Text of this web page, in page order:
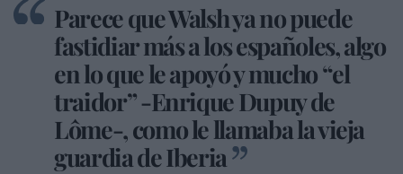
Parece que Walsh ya no puede
fastidiar más a los españoles, algo
en lo que le apoyó y mucho “el
traidor” -Enrique Dupuy de
Lôme-, como le llamaba la vieja
guardia de Iberia